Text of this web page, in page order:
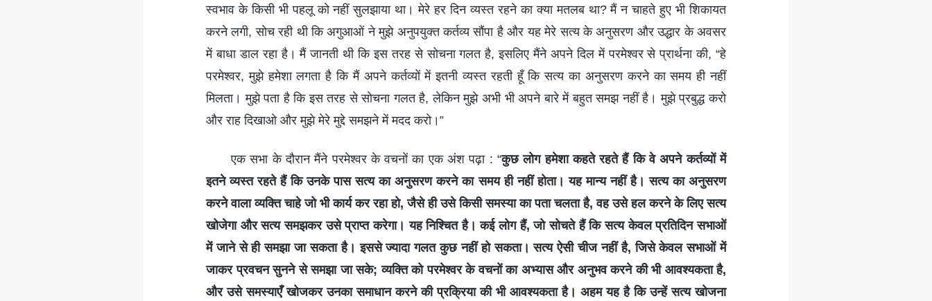
स्वभाव के किसी भी पहलू को नहीं सुलझाया था। मेरे हर दिन व्यस्त रहने का क्या मतलब था? मैं न चाहते हुए भी शिकायत
करने लगी, सोच रही थी कि अगुआओं ने मुझे अनुपयुक्त कर्तव्य सौंपा है और यह मेरे सत्य के अनुसरण और उद्धार के अवसर
में बाधा डाल रहा है। मैं जानती थी कि इस तरह से सोचना गलत है, इसलिए मैंने अपने दिल में परमेश्वर से प्रार्थना की, “हे
परमेश्वर, मुझे हमेशा लगता है कि मैं अपने कर्तव्यों में इतनी व्यस्त रहती हूँ कि सत्य का अनुसरण करने का समय ही नहीं
मिलता। मुझे पता है कि इस तरह से सोचना गलत है, लेकिन मुझे अभी भी अपने बारे में बहुत समझ नहीं है। मुझे प्रबुद्ध करो
और राह दिखाओ और मुझे मेरे मुद्दे समझने में मदद करो।”
एक सभा के दौरान मैंने परमेश्वर के वचनों का एक अंश पढ़ा : “कुछ लोग हमेशा कहते रहते हैं कि वे अपने कर्तव्यों में
इतने व्यस्त रहते हैं कि उनके पास सत्य का अनुसरण करने का समय ही नहीं होता। यह मान्य नहीं है। सत्य का अनुसरण
करने वाला व्यक्ति चाहे जो भी कार्य कर रहा हो, जैसे ही उसे किसी समस्या का पता चलता है, वह उसे हल करने के लिए सत्य
खोजेगा और सत्य समझकर उसे प्राप्त करेगा। यह निश्चित है। कई लोग हैं, जो सोचते हैं कि सत्य केवल प्रतिदिन सभाओं
में जाने से ही समझा जा सकता है। इससे ज्यादा गलत कुछ नहीं हो सकता। सत्य ऐसी चीज नहीं है, जिसे केवल सभाओं में
जाकर प्रवचन सुनने से समझा जा सके; व्यक्ति को परमेश्वर के वचनों का अभ्यास और अनुभव करने की भी आवश्यकता है,
और उसे समस्याएँ खोजकर उनका समाधान करने की प्रक्रिया की भी आवश्यकता है। अहम यह है कि उन्हें सत्य खोजना